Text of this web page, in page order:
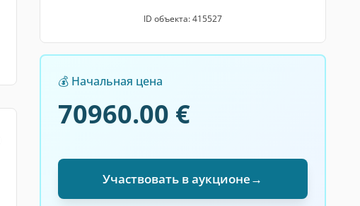
ID объекта: 415527
💰 Начальная цена
70960.00 €
Участвовать в аукционе→